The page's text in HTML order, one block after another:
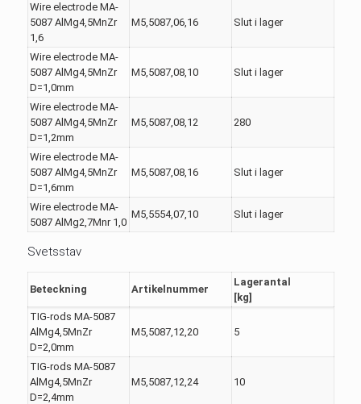
Wire electrode MA-
5087 AlMg4,5MnZr
1,6
M5,5087,06,16 Slut i lager
Wire electrode MA-
5087 AlMg4,5MnZr
D=1,0mm
M5,5087,08,10 Slut i lager
Wire electrode MA-
5087 AlMg4,5MnZr
D=1,2mm
M5,5087,08,12 280
Wire electrode MA-
5087 AlMg4,5MnZr
D=1,6mm
M5,5087,08,16 Slut i lager
Wire electrode MA-
5087 AlMg2,7Mnr 1,0
M5,5554,07,10 Slut i lager
Svetsstav
Beteckning Artikelnummer
Lagerantal
[kg]
TIG-rods MA-5087
AlMg4,5MnZr
D=2,0mm
M5,5087,12,20 5
TIG-rods MA-5087
AlMg4,5MnZr
D=2,4mm
M5,5087,12,24 10